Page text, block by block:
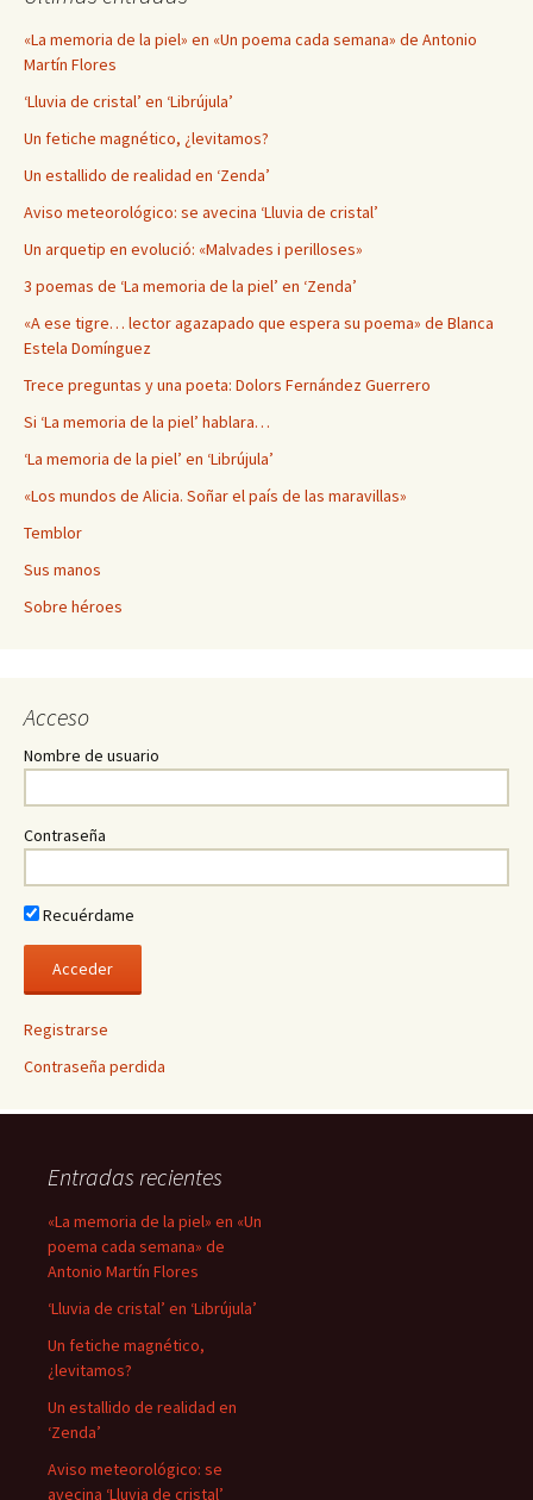
«La memoria de la piel» en «Un poema cada semana» de Antonio
Martín Flores
‘Lluvia de cristal’ en ‘Librújula’
Un fetiche magnético, ¿levitamos?
Un estallido de realidad en ‘Zenda’
Aviso meteorológico: se avecina ‘Lluvia de cristal’
Un arquetip en evolució: «Malvades i perilloses»
3 poemas de ‘La memoria de la piel’ en ‘Zenda’
«A ese tigre… lector agazapado que espera su poema» de Blanca
Estela Domínguez
Trece preguntas y una poeta: Dolors Fernández Guerrero
Si ‘La memoria de la piel’ hablara…
‘La memoria de la piel’ en ‘Librújula’
«Los mundos de Alicia. Soñar el país de las maravillas»
Temblor
Sus manos
Sobre héroes
Acceso
Nombre de usuario
Contraseña
Recuérdame
Registrarse
Contraseña perdida
Entradas recientes
«La memoria de la piel» en «Un
poema cada semana» de
Antonio Martín Flores
‘Lluvia de cristal’ en ‘Librújula’
Un fetiche magnético,
¿levitamos?
Un estallido de realidad en
‘Zenda’
Aviso meteorológico: se
avecina ‘Lluvia de cristal’